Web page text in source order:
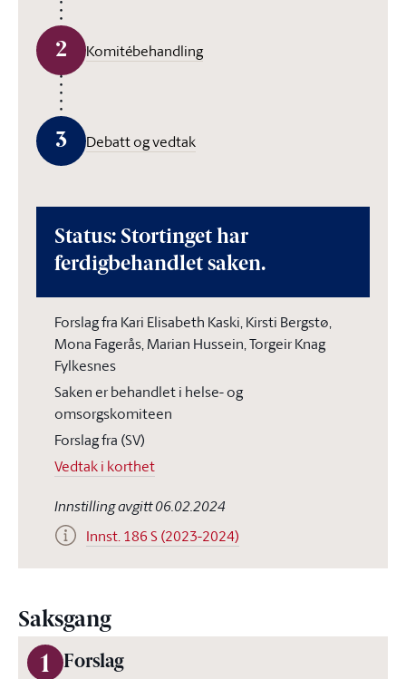
2 Komitébehandling
3 Debatt og vedtak
Status: Stortinget har
ferdigbehandlet saken.
Forslag fra Kari Elisabeth Kaski, Kirsti Bergstø,
Mona Fagerås, Marian Hussein, Torgeir Knag
Fylkesnes
Saken er behandlet i helse- og
omsorgskomiteen
Forslag fra (SV)
Vedtak i korthet
Innstilling avgitt 06.02.2024
Innst. 186 S (2023-2024)
Saksgang
1 Forslag